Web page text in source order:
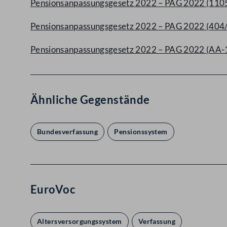
Pensionsanpassungsgesetz 2022 – PAG 2022
Pensionsanpassungsgesetz 2022 – PAG 2022
Pensionsanpassungsgesetz 2022 – PAG 2022
Ähnliche Gegenstände
Bundesverfassung Pensionssystem
EuroVoc
Altersversorgungssystem Verfassung